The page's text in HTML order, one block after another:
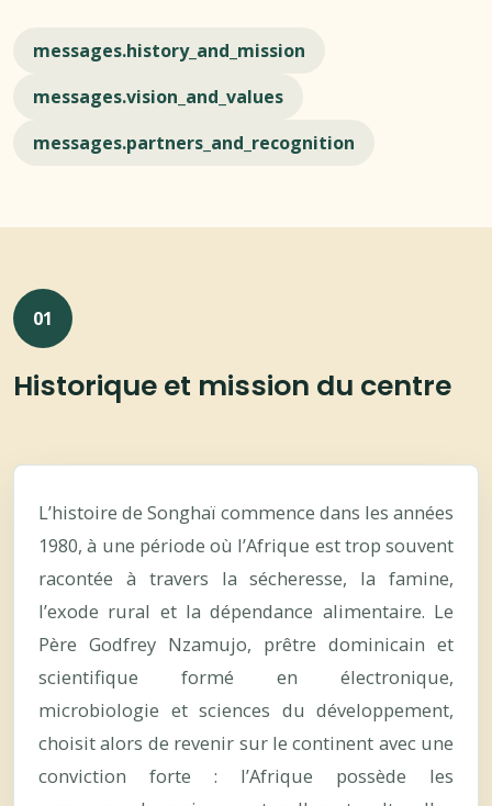
messages.history_and_mission
messages.vision_and_values
messages.partners_and_recognition
01
Historique et mission du centre
L’histoire de Songhaï commence dans les années
1980, à une période où l’Afrique est trop souvent
racontée à travers la sécheresse, la famine,
l’exode rural et la dépendance alimentaire. Le
Père Godfrey Nzamujo, prêtre dominicain et
scientifique formé en électronique,
microbiologie et sciences du développement,
choisit alors de revenir sur le continent avec une
conviction forte : l’Afrique possède les